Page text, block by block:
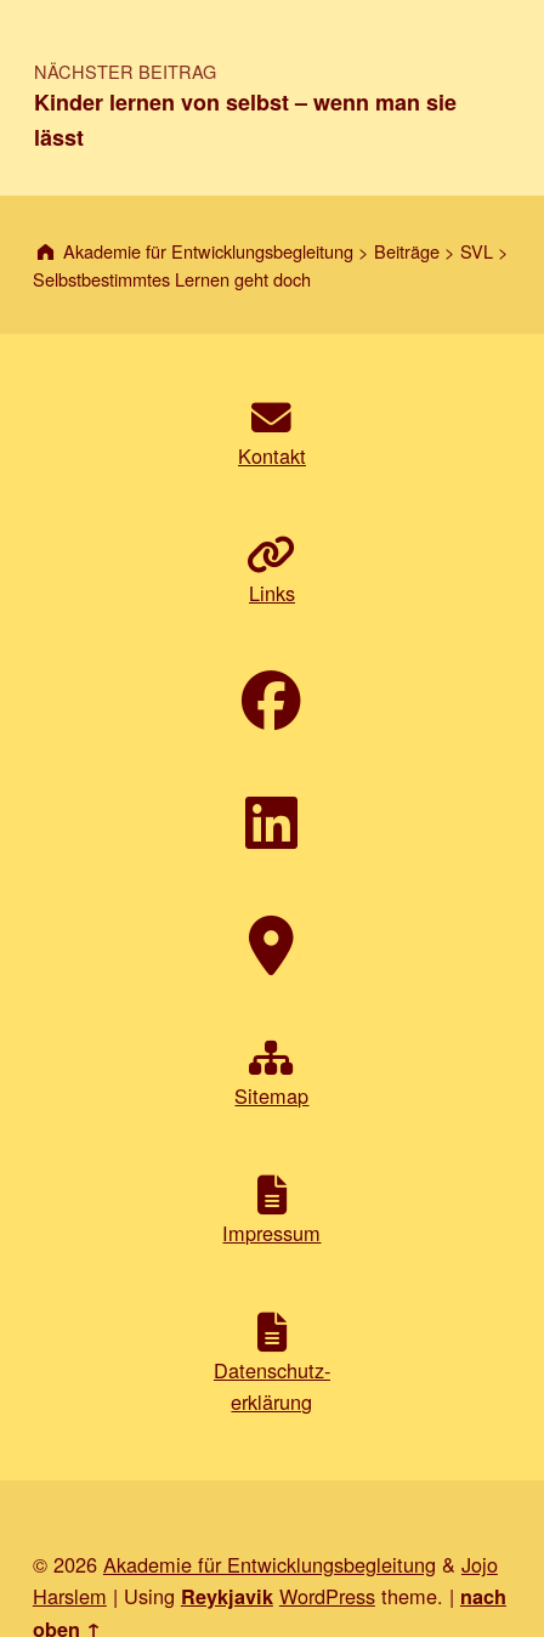
NÄCHSTER BEITRAG
Kinder lernen von selbst – wenn man sie
lässt
Akademie für Entwicklungsbegleitung > Beiträge> SVL>
Selbstbestimmtes Lernen geht doch
Kontakt
Links
Sitemap
Impressum
Datenschutz-
erklärung
© 2026 Akademie für Entwicklungsbegleitung & Jojo
Harslem | Using Reykjavik WordPresstheme. | nach
oben ↑